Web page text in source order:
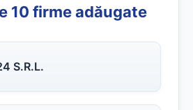
10 firme adăugate
S.R.L.